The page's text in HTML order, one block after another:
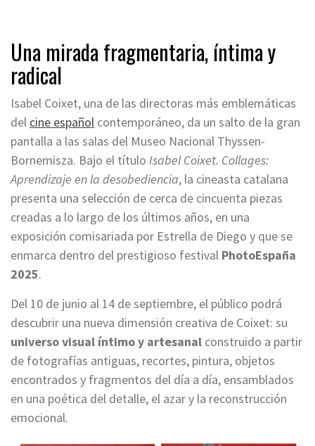
Una mirada fragmentaria, íntima y
radical
Isabel Coixet, una de las directoras más emblemáticas
del cine español contemporáneo, da un salto de la gran
pantalla a las salas del Museo Nacional Thyssen-
Bornemisza. Bajo el título Isabel Coixet. Collages:
Aprendizaje en la desobediencia, la cineasta catalana
presenta una selección de cerca de cincuenta piezas
creadas a lo largo de los últimos años, en una
exposición comisariada por Estrella de Diego y que se
enmarca dentro del prestigioso festival PhotoEspaña
2025.
Del 10 de junio al 14 de septiembre, el público podrá
descubrir una nueva dimensión creativa de Coixet: su
universo visual íntimo y artesanal construido a partir
de fotografías antiguas, recortes, pintura, objetos
encontrados y fragmentos del día a día, ensamblados
en una poética del detalle, el azar y la reconstrucción
emocional.